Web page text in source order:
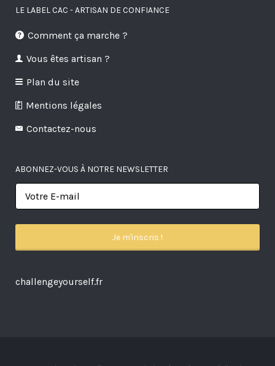
LE LABEL CAC - ARTISAN DE CONFIANCE
Comment ça marche ?
Vous êtes artisan ?
Plan du site
Mentions légales
Contactez-nous
ABONNEZ-VOUS À NOTRE NEWSLETTER
challengeyourself.fr